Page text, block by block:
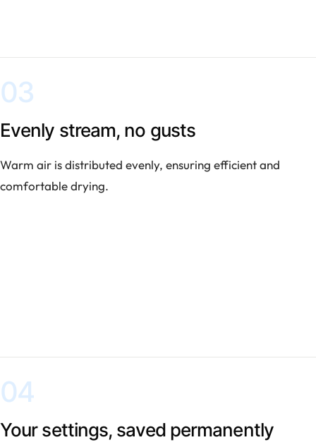
03
Evenly stream, no gusts
Warm air is distributed evenly, ensuring efficient and
comfortable drying.
04
Your settings, saved permanently